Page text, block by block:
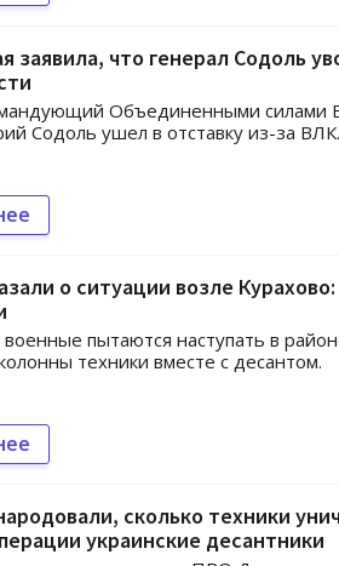
заявила, что генерал Содоль
Объединенными силами
Содоль ушел в отставку из-за ВЛК.
о ситуации возле
военные пытаются наступать в
техники вместе с десантом.
сколько техники
украинские десантники